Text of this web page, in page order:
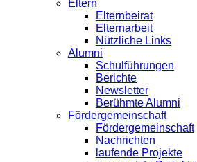
Eltern
Elternbeirat
Elternarbeit
Nützliche Links
Alumni
Schulführungen
Berichte
Newsletter
Berühmte Alumni
Förder­gemeinschaft
Fördergemeinschaft
Nachrichten
laufende Projekte